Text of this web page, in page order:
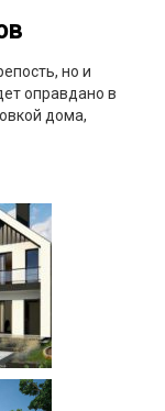
но и
оправдано в
дома,